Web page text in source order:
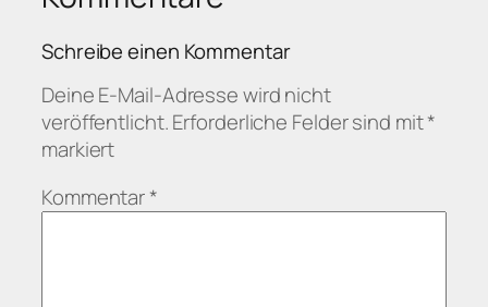
Schreibe einen Kommentar
Deine E-Mail-Adresse wird nicht
veröffentlicht.Erforderliche Felder sind mit*
markiert
Kommentar*